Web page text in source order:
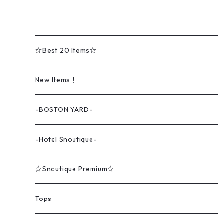
☆Best 20 Items☆
New Items！
-BOSTON YARD-
-Hotel Snoutique-
☆Snoutique Premium☆
Tops